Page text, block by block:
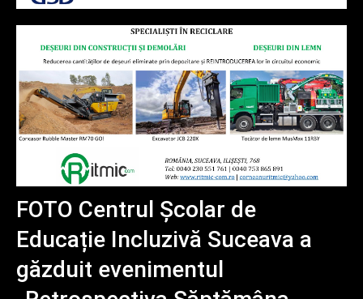
FOTO Centrul Școlar de
Educație Incluzivă Suceava a
găzduit evenimentul